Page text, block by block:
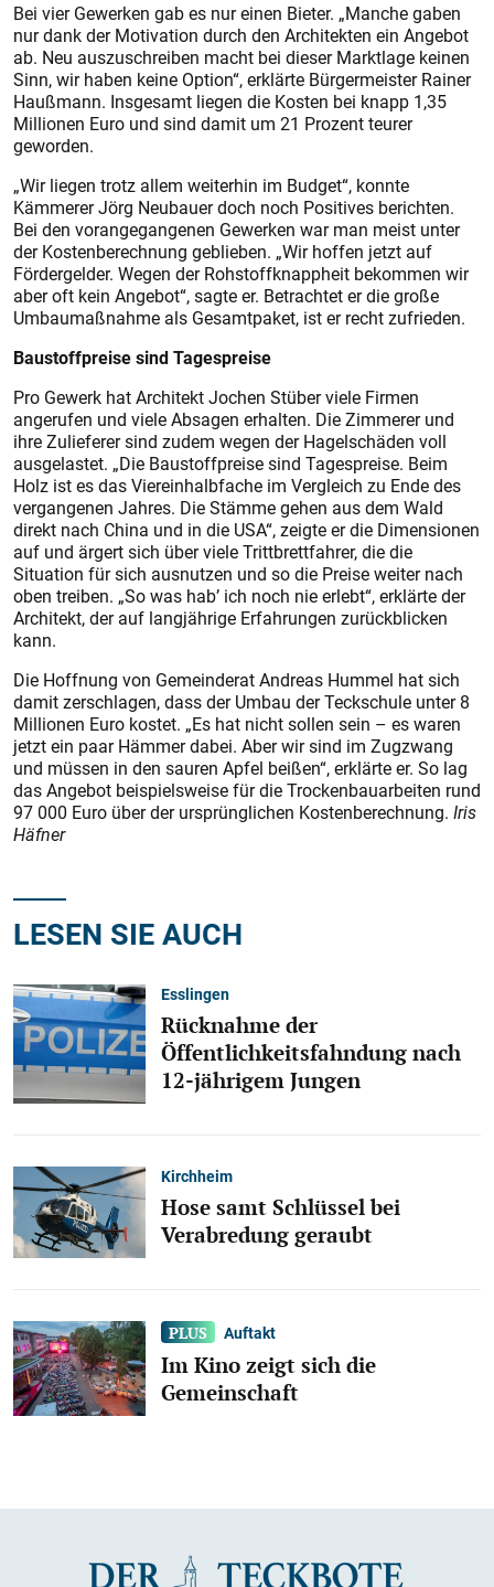
Bei vier Gewerken gab es nur einen Bieter. „Manche gaben
nur dank der Motivation durch den Architekten ein Angebot
ab. Neu auszuschreiben macht bei dieser Marktlage keinen
Sinn, wir haben keine Option“, erklärte Bürger­meis­ter Rainer
Haußmann. Insgesamt liegen die Kosten bei knapp 1,35
Millionen Euro und sind damit um 21 Prozent teurer
geworden.
„Wir liegen trotz allem weiterhin im Budget“, konnte
Kämmerer Jörg Neubauer doch noch Positives berichten.
Bei den vorangegangenen Gewerken war man meist unter
der Kostenberechnung geblieben. „Wir hoffen jetzt auf
Fördergelder. Wegen der Rohstoffknappheit bekommen wir
aber oft kein Angebot“, sagte er. Betrachtet er die große
Umbaumaßnahme als Gesamtpaket, ist er recht zufrieden.
Baustoffpreise sind Tagespreise
Pro Gewerk hat Architekt Jochen Stüber viele Firmen
angerufen und viele Absagen erhalten. Die Zimmerer und
ihre Zulieferer sind zudem wegen der Hagelschäden voll
ausgelastet. „Die Baustoffpreise sind Tagespreise. Beim
Holz ist es das Viereinhalbfache im Vergleich zu Ende des
vergangenen Jahres. Die Stämme gehen aus dem Wald
direkt nach China und in die USA“, zeigte er die Dimensionen
auf und ärgert sich über viele Trittbrettfahrer, die die
Situation für sich ausnutzen und so die Preise weiter nach
oben treiben. „So was hab’ ich noch nie erlebt“, erklärte der
Architekt, der auf langjährige Erfahrungen zurückblicken
kann.
Die Hoffnung von Gemeinderat Andreas Hummel hat sich
damit zerschlagen, dass der Umbau der Teckschule unter 8
Millionen Euro kostet. „Es hat nicht sollen sein – es waren
jetzt ein paar Hämmer dabei. Aber wir sind im Zugzwang
und müssen in den sauren Apfel beißen“, erklärte er. So lag
das Angebot beispielsweise für die Trockenbauarbeiten rund
97 000 Euro über der ursprünglichen Kos­tenberechnung. Iris
Häfner
LESEN SIE AUCH
Esslingen
Rücknahme der
Öffentlichkeitsfahndung nach
12-jährigem Jungen
Kirchheim
Hose samt Schlüssel bei
Verabredung geraubt
Auftakt
Im Kino zeigt sich die
Gemeinschaft